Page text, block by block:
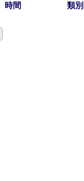
時間 類別